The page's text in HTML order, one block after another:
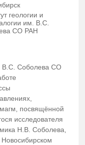
геологии и
им. В.С.
СО РАН
В.С. Соболева СО
посвящённой
исследователя
Н.В. Соболева,